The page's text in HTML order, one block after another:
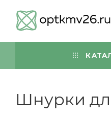
Шнурки